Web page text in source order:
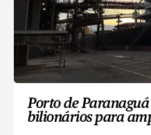
Porto de
bilionários para